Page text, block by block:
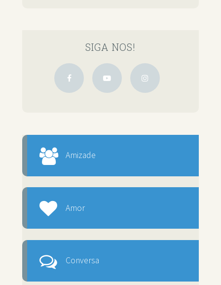
SIGA NOS!
Amizade
Amor
Conversa